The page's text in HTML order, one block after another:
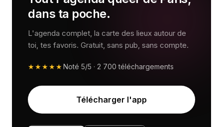
dans ta poche.
L'agenda complet, la carte des lieux autour de
toi, tes favoris. Gratuit, sans pub, sans compte.
★★★★★Noté 5/5 · 2 700 téléchargements
Télécharger l'app